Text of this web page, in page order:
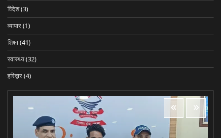
विदेश(3)
व्यापार(1)
शिक्षा(41)
स्वास्थ्य(32)
हरिद्वार(4)